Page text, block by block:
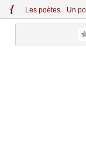
{ Les poètes Un